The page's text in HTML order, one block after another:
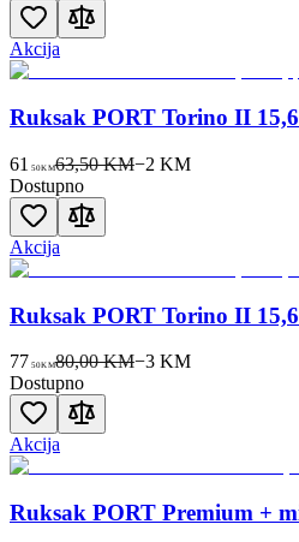
Akcija
Ruksak PORT Torino II
61 50KM63,50 KM−2 KM
Dostupno
Akcija
Ruksak PORT Torino II
77 50KM80,00 KM−3KM
Dostupno
Akcija
Ruksak PORT Premium +